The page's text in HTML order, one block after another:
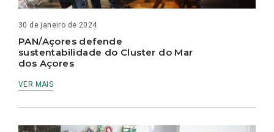
30 de janeiro de 2024
PAN/Açores defende
sustentabilidade do Cluster do Mar
dos Açores
VER MAIS